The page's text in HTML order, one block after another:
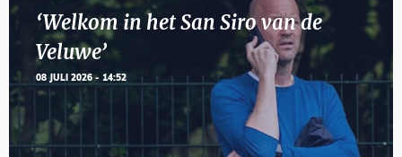
‘Welkom in het San Siro van de
Veluwe’
08 JULI 2026 - 14:52